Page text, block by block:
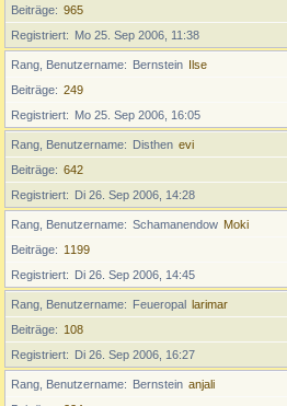
Beiträge
965
Registriert
Mo 25. Sep 2006, 11:38
Rang, Benutzername Bernstein Ilse
Beiträge
249
Registriert
Mo 25. Sep 2006, 16:05
Rang, Benutzername Disthen evi
Beiträge
642
Registriert
Di 26. Sep 2006, 14:28
Rang, Benutzername Schamanendow Moki
Beiträge
1199
Registriert
Di 26. Sep 2006, 14:45
Rang, Benutzername Feueropal larimar
Beiträge
108
Registriert
Di 26. Sep 2006, 16:27
Rang, Benutzername Bernstein anjali